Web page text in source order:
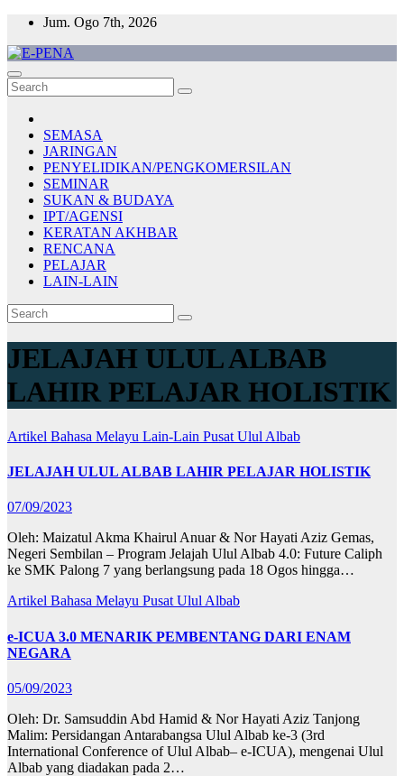
Skip
content
Jum. Ogo 7th, 2026
E-PENA
Berita Digital Terkini
SEMASA
JARINGAN
PENYELIDIKAN/PENGKOMERSILAN
SEMINAR
SUKAN & BUDAYA
IPT/AGENSI
KERATAN AKHBAR
RENCANA
PELAJAR
LAIN-LAIN
JELAJAH ULUL ALBAB
LAHIR PELAJAR HOLISTIK
Artikel Bahasa Melayu Lain-Lain Pusat Ulul Albab
JELAJAH ULUL ALBAB LAHIR PELAJAR HOLISTIK
07/09/2023
Oleh: Maizatul Akma Khairul Anuar & Nor Hayati Aziz Gemas,
Negeri Sembilan – Program Jelajah Ulul Albab 4.0: Future Caliph
ke SMK Palong 7 yang berlangsung pada 18 Ogos hingga…
Artikel Bahasa Melayu Pusat Ulul Albab
e-ICUA 3.0 MENARIK PEMBENTANG DARI ENAM
NEGARA
05/09/2023
Oleh: Dr. Samsuddin Abd Hamid & Nor Hayati Aziz Tanjong
Malim: Persidangan Antarabangsa Ulul Albab ke-3 (3rd
International Conference of Ulul Albab– e-ICUA), mengenai Ulul
Albab yang diadakan pada 2…